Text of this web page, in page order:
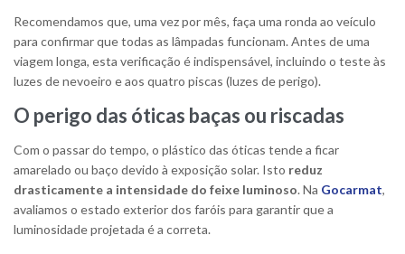
Recomendamos que, uma vez por mês, faça uma ronda ao veículo
para confirmar que todas as lâmpadas funcionam. Antes de uma
viagem longa, esta verificação é indispensável, incluindo o teste às
luzes de nevoeiro e aos quatro piscas (luzes de perigo).
O perigo das óticas baças ou riscadas
Com o passar do tempo, o plástico das óticas tende a ficar
amarelado ou baço devido à exposição solar. Isto reduz
drasticamente a intensidade do feixe luminoso. Na Gocarmat,
avaliamos o estado exterior dos faróis para garantir que a
luminosidade projetada é a correta.